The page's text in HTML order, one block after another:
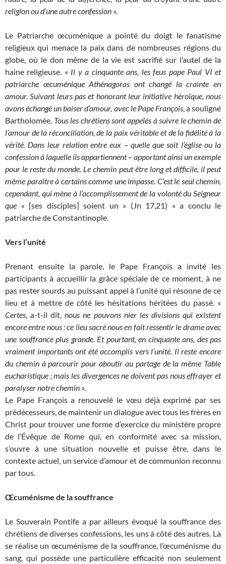
religion ou d’une autre confession ».
Le Patriarche œcuménique a pointé du doigt le fanatisme
religieux qui menace la paix dans de nombreuses régions du
globe, où le don même de la vie est sacrifié sur l’autel de la
haine religieuse. « Il y a cinquante ans, les feus pape Paul VI et
patriarche œcuménique Athénagoras ont changé la crainte en
amour. Suivant leurs pas et honorant leur initiative héroïque, nous
avons échangé un baiser d’amour, avec le Pape François, a souligné
Bartholomée. Tous les chrétiens sont appelés à suivre le chemin de
l’amour de la réconciliation, de la paix véritable et de la fidélité à la
vérité. Dans leur relation entre eux – quelle que soit l’église ou la
confession à laquelle ils appartiennent – apportant ainsi un exemple
pour le reste du monde. Le chemin peut être long et difficile, il peut
même paraître à certains comme une impasse. C’est le seul chemin,
cependant, qui mène à l’accomplissement de la volonté du Seigneur
que « [ses disciples] soient un » (Jn 17,21) » a conclu le
patriarche de Constantinople.
Vers l’unité
Prenant ensuite la parole, le Pape François a invité les
participants à accueillir la grâce spéciale de ce moment, à ne
pas rester sourds au puissant appel à l’unité qui résonne de ce
lieu et à mettre de côté les hésitations héritées du passé. «
Certes, a-t-il dit,nous ne pouvons nier les divisions qui existent
encore entre nous : ce lieu sacré nous en fait ressentir le drame avec
une souffrance plus grande. Et pourtant, en cinquante ans, des pas
vraiment importants ont été accomplis vers l’unité. Il reste encore
du chemin à parcourir pour aboutir au partage de la même Table
eucharistique ; mais les divergences ne doivent pas nous effrayer et
paralyser notre chemin ».
Le Pape François a renouvelé le vœu déjà exprimé par ses
prédécesseurs, de maintenir un dialogue avec tous les frères en
Christ pour trouver une forme d’exercice du ministère propre
de l’Évêque de Rome qui, en conformité avec sa mission,
s’ouvre à une situation nouvelle et puisse être, dans le
contexte actuel, un service d’amour et de communion reconnu
par tous.
Œcuménisme de la souffrance
Le Souverain Pontife a par ailleurs évoqué la souffrance des
chrétiens de diverses confessions, les uns à côté des autres. Là
se réalise un œcuménisme de la souffrance, l’œcuménisme du
sang, qui possède une particulière efficacité non seulement